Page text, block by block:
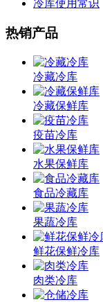
冷库使用常识
热销产品
冷藏冷库
冷藏保鲜库
疫苗冷库
水果保鲜库
食品冷藏库
果蔬冷库
鲜花保鲜冷库
肉类冷库